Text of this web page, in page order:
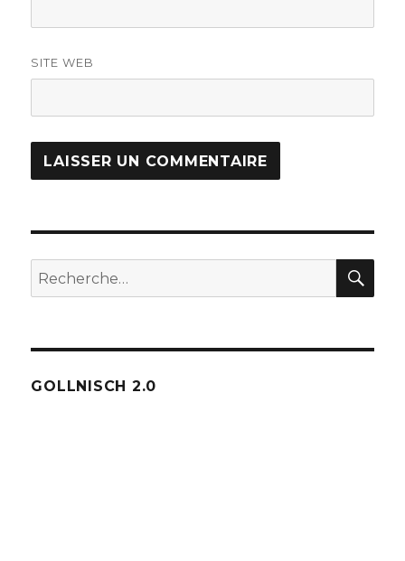
SITE WEB
Recherche
pour :
GOLLNISCH 2.0